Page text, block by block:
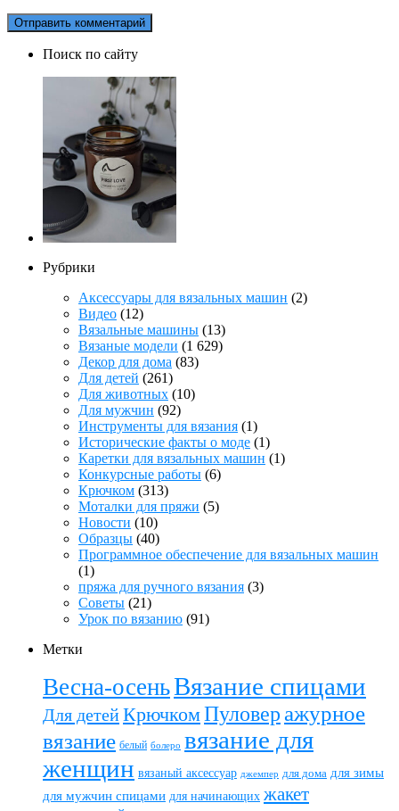
Поиск по сайту
Рубрики
Аксессуары для вязальных машин (2)
Видео (12)
Вязальные машины (13)
Вязаные модели (1 629)
Декор для дома (83)
Для детей (261)
Для животных (10)
Для мужчин (92)
Инструменты для вязания (1)
Исторические факты о моде (1)
Каретки для вязальных машин (1)
Конкурсные работы (6)
Крючком (313)
Моталки для пряжи (5)
Новости (10)
Образцы (40)
Программное обеспечение для вязальных машин
(1)
пряжа для ручного вязания (3)
Советы (21)
Урок по вязанию (91)
Метки
Весна-осеньВязание спицами
Для детейКрючкомПуловер ажурное
вязание белый болеро вязание для
женщин вязаный аксессуар джемпер для дома для зимы
для мужчин спицами для начинающих жакет